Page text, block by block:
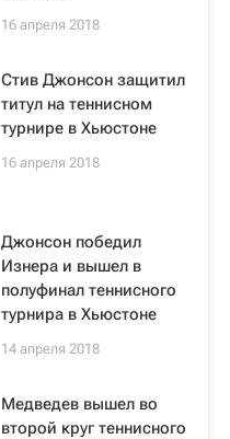
16 апреля 2018
Стив Джонсон защитил
титул на теннисном
турнире в Хьюстоне
16 апреля 2018
Джонсон победил
Изнера и вышел в
полуфинал теннисного
турнира в Хьюстоне
14 апреля 2018
Медведев вышел во
второй круг теннисного